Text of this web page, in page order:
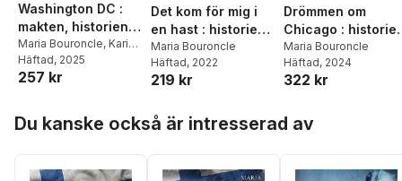
Washington DC :
makten, historien,
kulturen
Maria Bouroncle, Karin
Henriksson
Häftad, 2025
257 kr
Det kom för mig i
en hast : historien
om
barnamörderskan
Ingeborg
Maria Bouroncle
Häftad, 2022
219 kr
Drömmen om
Chicago :
om en ung
emigrant
Maria Bouroncle
Häftad, 2024
322 kr
Du kanske också är intresserad av